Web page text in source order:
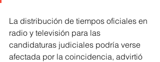
La distribución de tiempos oficiales en
radio y televisión para las
candidaturas judiciales podría verse
afectada por la coincidencia, advirtió